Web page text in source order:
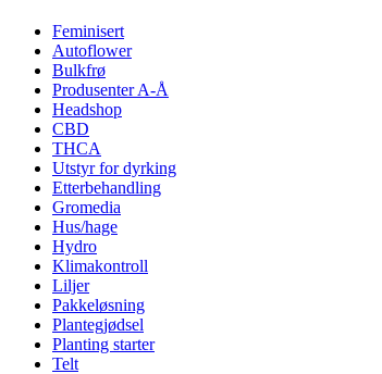
Feminisert
Autoflower
Bulkfrø
Produsenter A-Å
Headshop
CBD
THCA
Utstyr for dyrking
Etterbehandling
Gromedia
Hus/hage
Hydro
Klimakontroll
Liljer
Pakkeløsning
Plantegjødsel
Planting starter
Telt